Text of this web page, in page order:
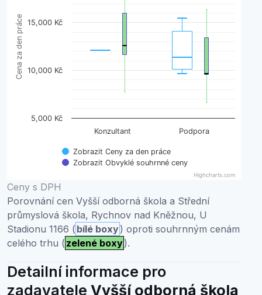
The chart has 1 Y axis displaying Cena za den práce.
Cena za den práce
Zobrazit Ceny za den práce
Zobrazit Obvyklé souhrnné ceny
Konzultant Podpora
5,000 Kč
10,000 Kč
15,000 Kč
Highcharts.com
End of interactive chart.
Ceny s DPH
Porovnání cen Vyšší odborná škola a Střední
průmyslová škola, Rychnov nad Kněžnou, U
Stadionu 1166 ( bílé boxy) oproti souhrnným cenám
celého trhu ( zelené boxy).
Detailní informace pro
zadavatele Vyšší odborná škola